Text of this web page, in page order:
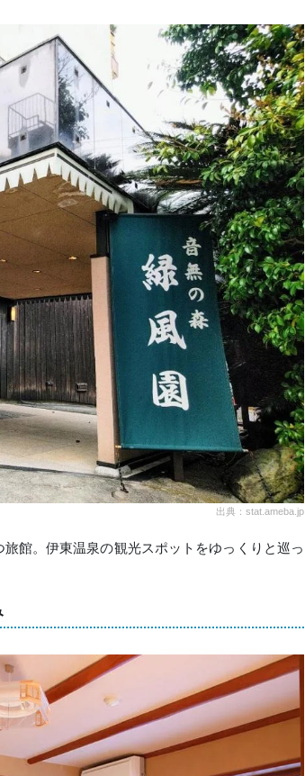
出典：stat.ameba.jp
館。伊東温泉の観光スポットをゆっくりと巡っ